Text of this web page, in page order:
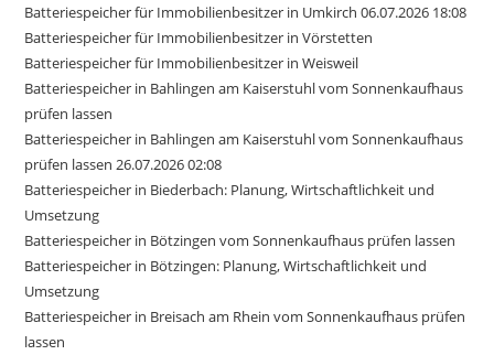
Batteriespeicher für Immobilienbesitzer in Umkirch 06.07.2026 18:08
Batteriespeicher für Immobilienbesitzer in Vörstetten
Batteriespeicher für Immobilienbesitzer in Weisweil
Batteriespeicher in Bahlingen am Kaiserstuhl vom Sonnenkaufhaus
prüfen lassen
Batteriespeicher in Bahlingen am Kaiserstuhl vom Sonnenkaufhaus
prüfen lassen 26.07.2026 02:08
Batteriespeicher in Biederbach: Planung, Wirtschaftlichkeit und
Umsetzung
Batteriespeicher in Bötzingen vom Sonnenkaufhaus prüfen lassen
Batteriespeicher in Bötzingen: Planung, Wirtschaftlichkeit und
Umsetzung
Batteriespeicher in Breisach am Rhein vom Sonnenkaufhaus prüfen
lassen